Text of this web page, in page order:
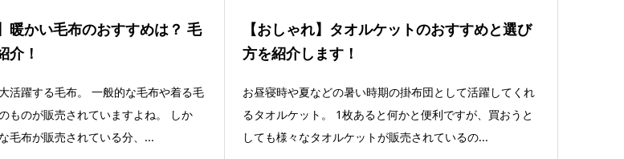
暖かい毛布のおすすめは？ 毛
介！
活躍する毛布。 一般的な毛布や着る毛
ものが販売されていますよね。 しか
毛布が販売されている分、...
【おしゃれ】タオルケットのおすすめと選び
方を紹介します！
お昼寝時や夏などの暑い時期の掛布団として活躍してくれ
るタオルケット。 1枚あると何かと便利ですが、買おうと
しても様々なタオルケットが販売されているの...